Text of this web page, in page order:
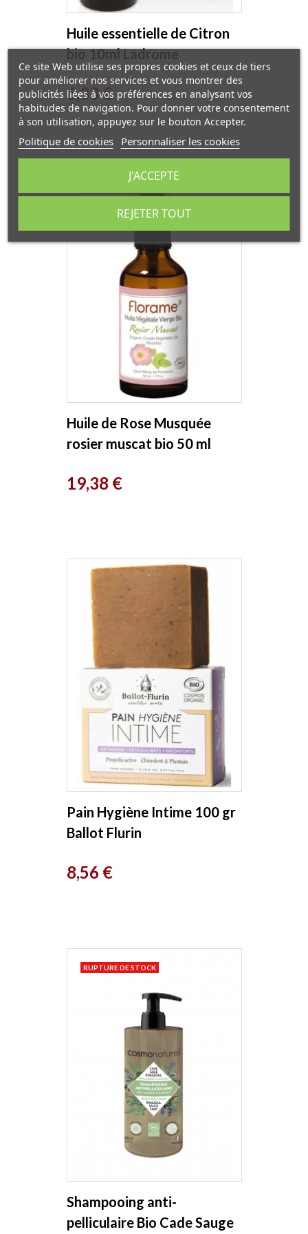
Huile essentielle de Citron
bio 10ml Ladrome
Prix
6,33 €
Huile de Rose Musquée
rosier muscat bio 50 ml
Prix
19,38 €
Pain Hygiène Intime 100 gr
Ballot Flurin
Prix
8,56 €
Shampooing anti-
pelliculaire Bio Cade Sauge
RUPTURE DE STOCK
Ce site Web utilise ses propres cookies et ceux de tiers
pour améliorer nos services et vous montrer des
publicités liées à vos préférences en analysant vos
habitudes de navigation. Pour donner votre consentement
à son utilisation, appuyez sur le bouton Accepter.
Politique de cookies Personnaliser les cookies
REJETER TOUT
J'ACCEPTE